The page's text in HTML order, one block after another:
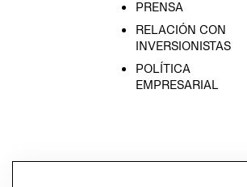
PRENSA
RELACIÓN CON
INVERSIONISTAS
POLÍTICA
EMPRESARIAL